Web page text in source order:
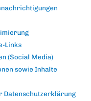
Links
(Social Media)
sowie Inhalte
Datenschutzerklärung